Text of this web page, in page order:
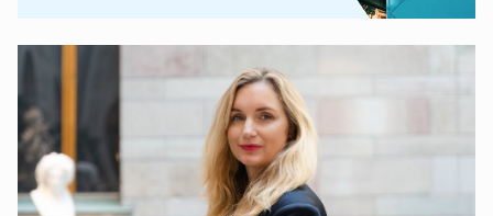
Kategorier: Sevärdheter